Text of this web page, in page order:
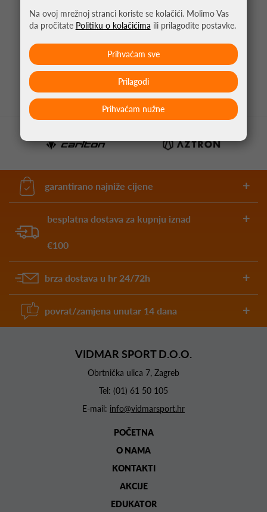
ČETKA 2M MAJOR PLAVA
179,00 €
garantirano najniže cijene
besplatna dostava za kupnju iznad
€100
brza dostava u hr 24/72h
povrat/zamjena unutar 14 dana
VIDMAR SPORT D.O.O.
Obrtnička ulica 7, Zagreb
Tel: (01) 61 50 105
E-mail: info@vidmarsport.hr
POČETNA
O NAMA
KONTAKTI
AKCIJE
EDUKATOR
Na ovoj mrežnoj stranci koriste se kolačići. Molimo Vas
da pročitate Politiku o kolačićima ili prilagodite postavke.
Prihvaćam nužne
Prilagodi
Prihvaćam sve